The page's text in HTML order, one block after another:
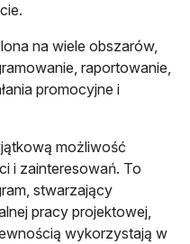
na wiele obszarów,
raportowanie,
promocyjne i
możliwość
i zainteresowań. To
stwarzający
pracy projektowej,
wykorzystają w